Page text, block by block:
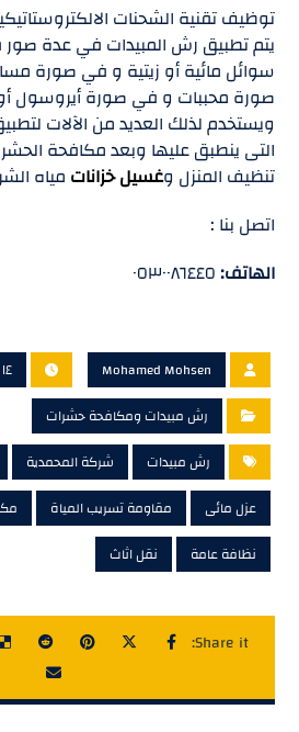
توظيف تقنية الشحنات
يتم تطبيق رش المبيدات في عدة
سوائل مائية أو زيتية و في صورة
صورة محببات و في صورة أيروسول
ويستخدم لذلك العديد من الآلات
التى ينطبق عليها وبعد مكافحة
تنظيف المنزل وغسيل خزانات مياه
اتصل بنا :
الهاتف:
Mohamed Mohsen
١٤ سبتمبر، ٢٠١٤
رش مبيدات ومكافحة حشرات
رش مبيدات
شركة المحمدية
عزل مائى
مقاومة تسريب المياة
نظافة عامة
نقل اثاث